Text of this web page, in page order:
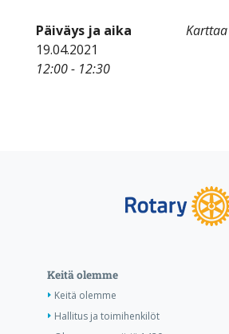
Päiväys ja aika
19.04.2021
12:00 - 12:30
Keitä olemme
Keitä olemme
Hallitus ja toimihenkilöt